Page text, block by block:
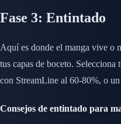
Fase 3: Entintado
Aquí es donde el manga vive o
tus capas de boceto.
con StreamLine al 60-80%, o
Consejos de entintado para